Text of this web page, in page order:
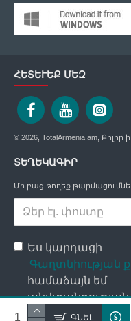
ԳՆԵԼ
ՀԵՏԵՒԵՔ ՄԵԶ
© 2026, TotalArmenia.am,
ՏԵՂԵԿԱԳԻՐ
Մի բաց թողեք
Ես կարդացի
Գաղտնիության
համաձայն եմ
անվտանգության
մշակման